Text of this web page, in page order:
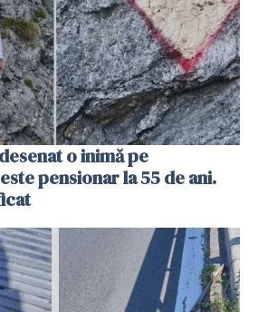
o inimă pe
pensionar la 55 de ani.